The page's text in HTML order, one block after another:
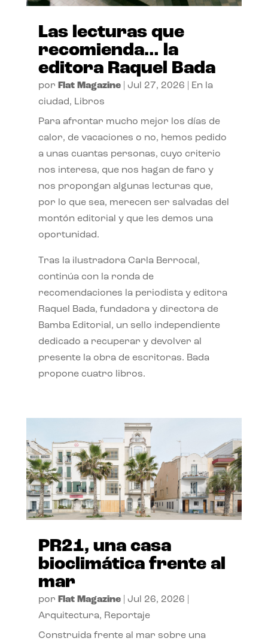
Las lecturas que
recomienda… la
editora Raquel Bada
por Flat Magazine| Jul 27, 2026
En la
ciudad, Libros
Para afrontar mucho mejor los días de
calor, de vacaciones o no, hemos pedido
a unas cuantas personas, cuyo criterio
nos interesa, que nos hagan de faro y
nos propongan algunas lecturas que,
por lo que sea, merecen ser salvadas del
montón editorial y que les demos una
oportunidad.
Tras la ilustradora Carla Berrocal,
continúa con la ronda de
recomendaciones la periodista y editora
Raquel Bada, fundadora y directora de
Bamba Editorial, un sello independiente
dedicado a recuperar y devolver al
presente la obra de escritoras. Bada
propone cuatro libros.
PR21, una casa
bioclimática frente al
mar
por Flat Magazine| Jul 26, 2026
Arquitectura, Reportaje
Construida frente al mar sobre una